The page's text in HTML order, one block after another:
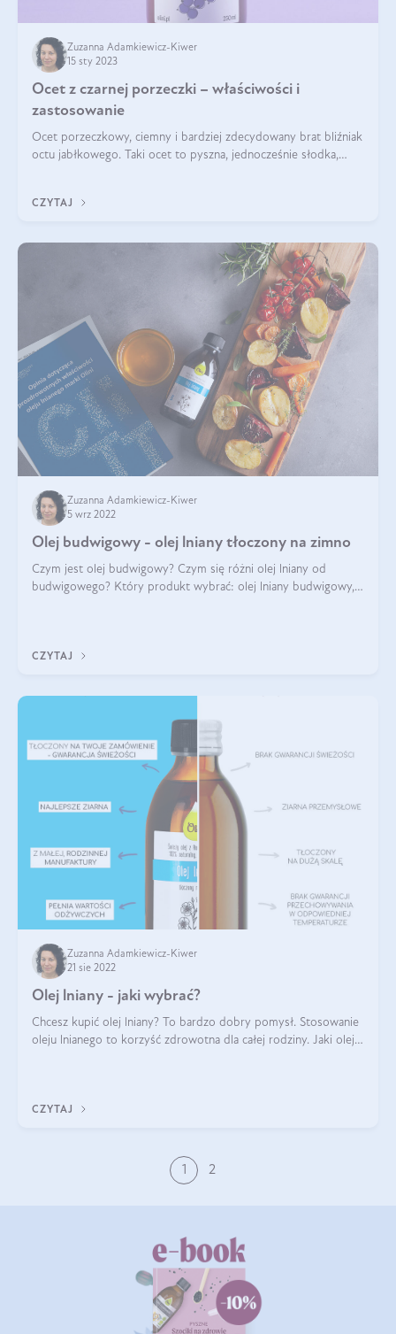
Zuzanna Adamkiewicz-Kiwer
15 sty 2023
Ocet z czarnej porzeczki – właściwości i
zastosowanie
Ocet porzeczkowy, ciemny i bardziej zdecydowany brat bliźniak
octu jabłkowego. Taki ocet to pyszna, jednocześnie słodka,
CZYTAJ
Zuzanna Adamkiewicz-Kiwer
5 wrz 2022
Olej budwigowy - olej lniany tłoczony na zimno
Czym jest olej budwigowy? Czym się różni olej lniany od
budwigowego? Który produkt wybrać: olej lniany budwigowy,
CZYTAJ
Zuzanna Adamkiewicz-Kiwer
21 sie 2022
Olej lniany - jaki wybrać?
Chcesz kupić olej lniany? To bardzo dobry pomysł. Stosowanie
oleju lnianego to korzyść zdrowotna dla całej rodziny. Jaki olej
CZYTAJ
1 2